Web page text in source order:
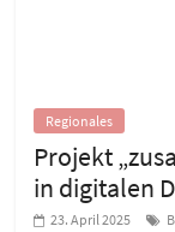
Regionales
Projekt
in digitalen
23. April 2025